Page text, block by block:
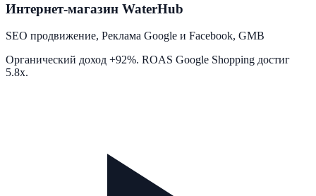
Интернет-магазин WaterHub
SEO продвижение, Реклама Google и Facebook, GMB
Органический доход +92%. ROAS Google Shopping достиг
5.8x.